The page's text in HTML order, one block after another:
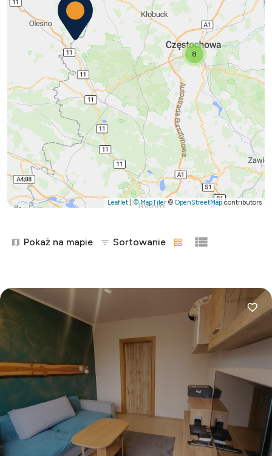
8
Leaflet|© MapTiler © OpenStreetMapcontributors
Pokaż na mapie Sortowanie
tabelalista
Dodaj